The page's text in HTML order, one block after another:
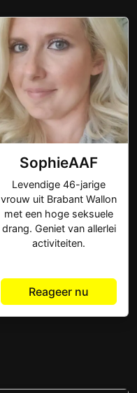
SophieAAF
Levendige 46-jarige
vrouw uit Brabant Wallon
met een hoge seksuele
drang. Geniet van allerlei
activiteiten.
Reageer nu